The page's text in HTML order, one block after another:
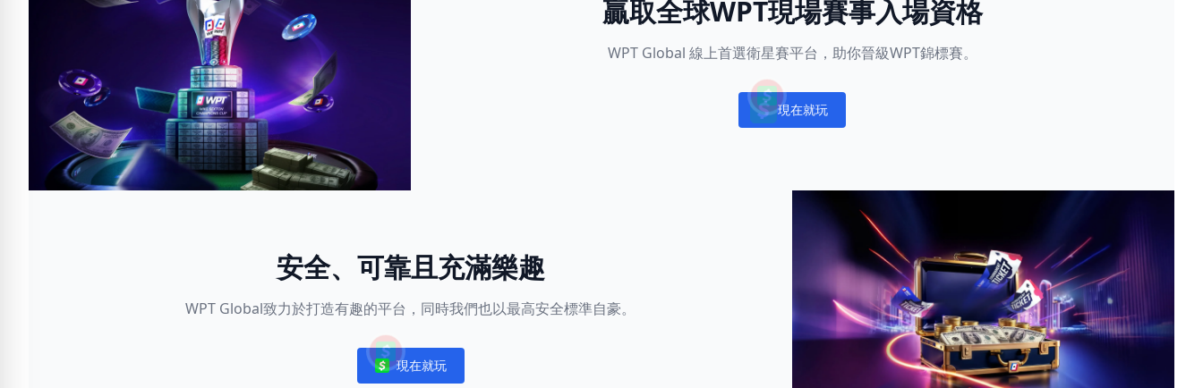
贏取全球WPT現場賽事入場資格
WPT Global 線上首選衛星賽平台，助你晉級WPT錦標賽。
Notifications
現在就玩
安全、可靠且充滿樂趣
WPT Global致力於打造有趣的平台，同時我們也以最高安全標準自豪。
Notifications
現在就玩